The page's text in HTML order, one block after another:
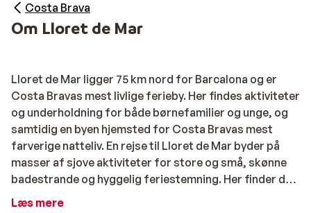
Costa Brava
Om Lloret de Mar
Lloret de Mar ligger 75 km nord for Barcalona og er
Costa Bravas mest livlige ferieby. Her findes aktiviteter
og underholdning for både børnefamilier og unge, og
samtidig en byen hjemsted for Costa Bravas mest
farverige natteliv. En rejse til Lloret de Mar byder på
masser af sjove aktiviteter for store og små, skønne
badestrande og hyggelig feriestemning. Her finder du
en ferie for alle, uanset om du rejser til Lloret de Mar
Læs mere